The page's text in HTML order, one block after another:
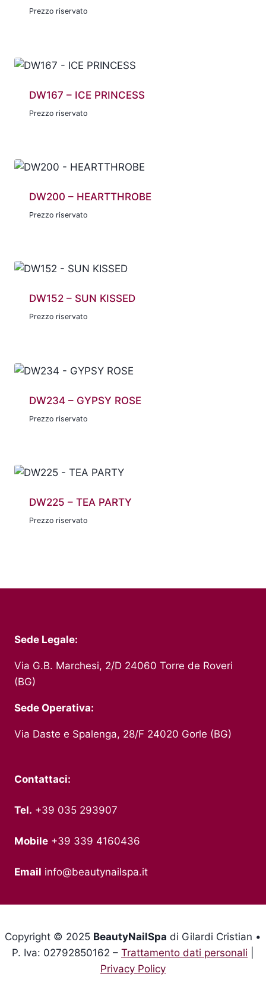
Prezzo riservato
DW167 – ICE PRINCESS
Prezzo riservato
DW200 – HEARTTHROBE
Prezzo riservato
DW152 – SUN KISSED
Prezzo riservato
DW234 – GYPSY ROSE
Prezzo riservato
DW225 – TEA PARTY
Prezzo riservato
Sede Legale:
Via G.B. Marchesi, 2/D 24060 Torre de Roveri
(BG)
Sede Operativa:
Via Daste e Spalenga, 28/F 24020 Gorle (BG)
Contattaci:
Tel. +39 035 293907
Mobile +39 339 4160436
Email info@beautynailspa.it
Copyright © 2025 BeautyNailSpa di Gilardi Cristian •
P. Iva: 02792850162 – Trattamento dati personali
Privacy Policy